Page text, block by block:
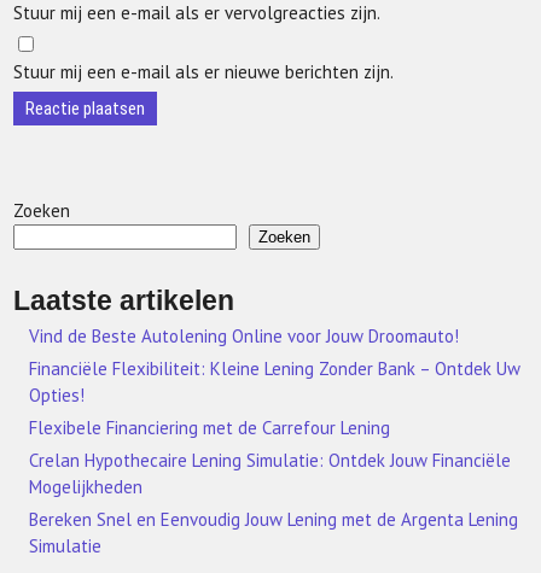
Stuur mij een e-mail als er vervolgreacties zijn.
Stuur mij een e-mail als er nieuwe berichten zijn.
Zoeken
Zoeken
Laatste artikelen
Vind de Beste Autolening Online voor Jouw Droomauto!
Financiële Flexibiliteit: Kleine Lening Zonder Bank – Ontdek Uw
Opties!
Flexibele Financiering met de Carrefour Lening
Crelan Hypothecaire Lening Simulatie: Ontdek Jouw Financiële
Mogelijkheden
Bereken Snel en Eenvoudig Jouw Lening met de Argenta Lening
Simulatie